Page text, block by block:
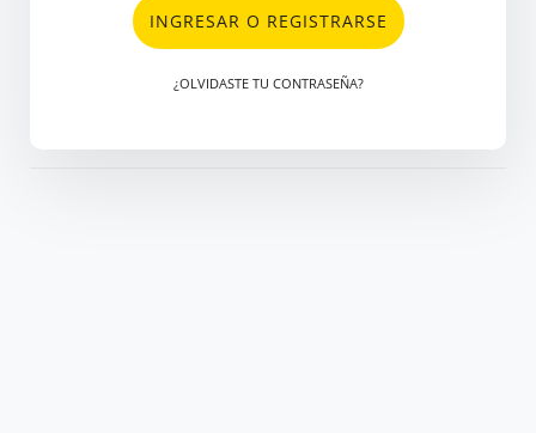
INGRESAR O REGISTRARSE
¿OLVIDASTE TU CONTRASEÑA?